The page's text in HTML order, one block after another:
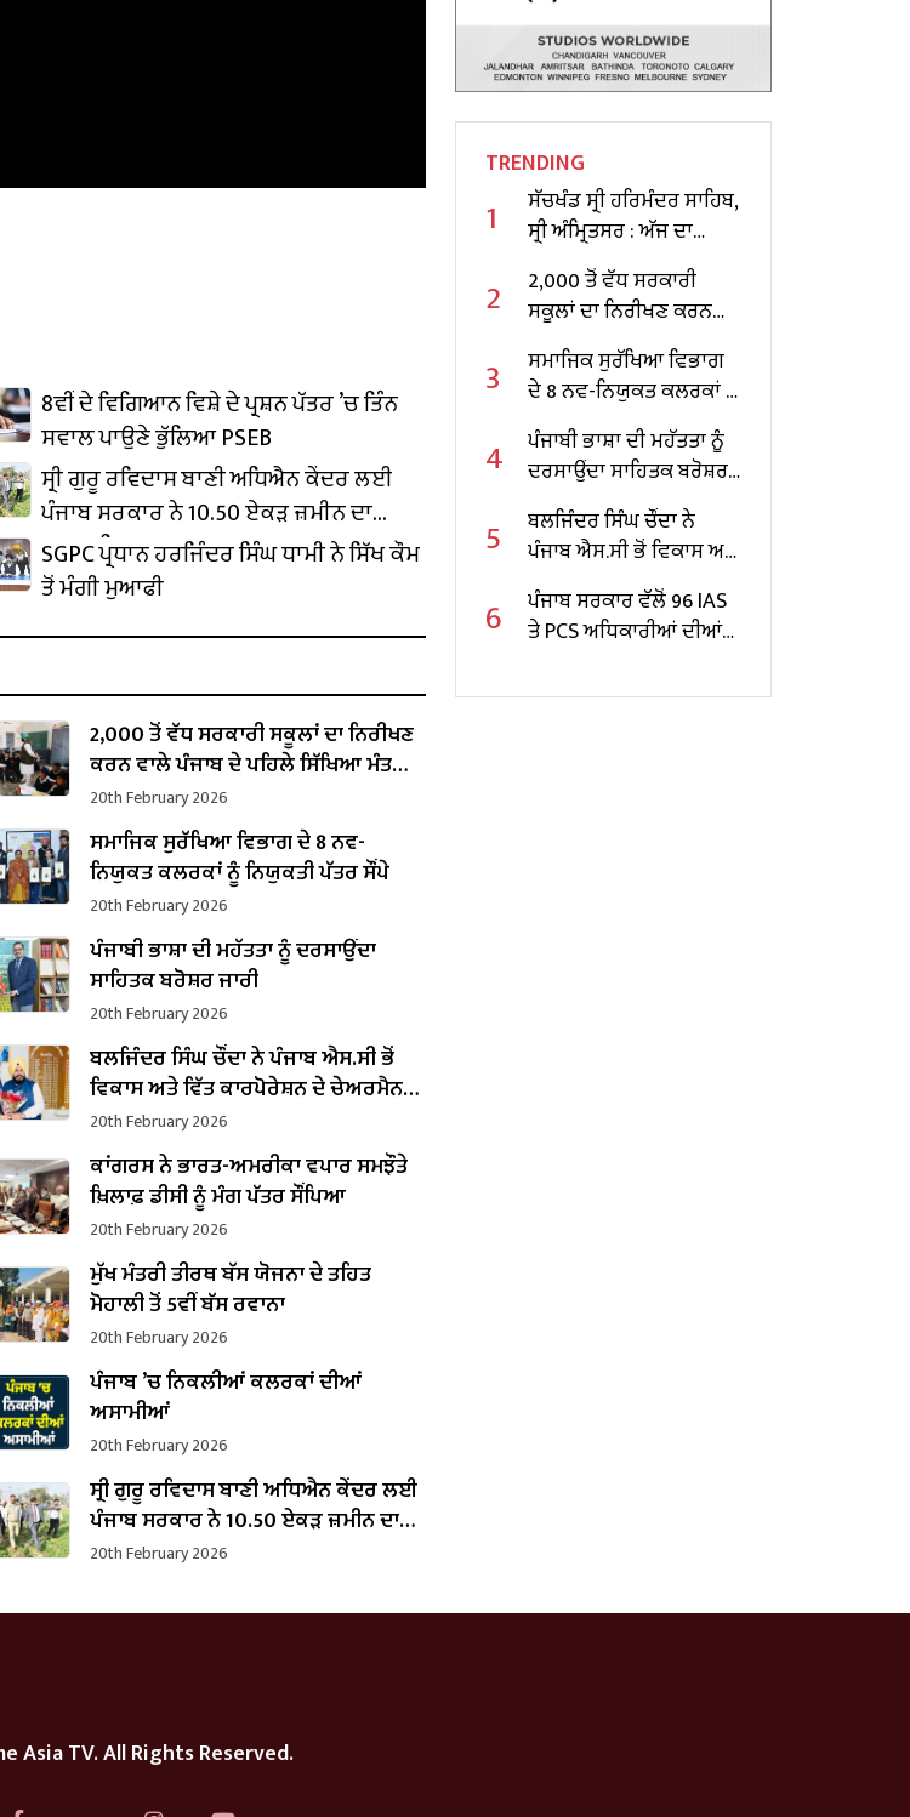
8ਵੀਂ ਦੇ ਵਿਗਿਆਨ ਵਿਸ਼ੇ ਦੇ ਪ੍ਰਸ਼ਨ ਪੱਤਰ ’ਚ ਤਿੰਨ
ਸਵਾਲ ਪਾਉਣੇ ਭੁੱਲਿਆ PSEB
ਸ੍ਰੀ ਗੁਰੂ ਰਵਿਦਾਸ ਬਾਣੀ ਅਧਿਐਨ ਕੇਂਦਰ ਲਈ
ਪੰਜਾਬ ਸਰਕਾਰ ਨੇ 10.50 ਏਕੜ ਜ਼ਮੀਨ ਦਾ
ਕਬਜ਼ਾ ਲਿਆ
SGPC ਪ੍ਰਧਾਨ ਹਰਜਿੰਦਰ ਸਿੰਘ ਧਾਮੀ ਨੇ ਸਿੱਖ ਕੌਮ
ਤੋਂ ਮੰਗੀ ਮੁਆਫੀ
2,000 ਤੋਂ ਵੱਧ ਸਰਕਾਰੀ ਸਕੂਲਾਂ ਦਾ ਨਿਰੀਖਣ
ਕਰਨ ਵਾਲੇ ਪੰਜਾਬ ਦੇ ਪਹਿਲੇ ਸਿੱਖਿਆ ਮੰਤਰੀ
ਬਣੇ ਹਰਜੋਤ ਸਿੰਘ ਬੈਂਸ
20th February 2026
ਸਮਾਜਿਕ ਸੁਰੱਖਿਆ ਵਿਭਾਗ ਦੇ 8 ਨਵ-
ਨਿਯੁਕਤ ਕਲਰਕਾਂ ਨੂੰ ਨਿਯੁਕਤੀ ਪੱਤਰ ਸੌਂਪੇ
20th February 2026
ਪੰਜਾਬੀ ਭਾਸ਼ਾ ਦੀ ਮਹੱਤਤਾ ਨੂੰ ਦਰਸਾਉਂਦਾ
ਸਾਹਿਤਕ ਬਰੋਸ਼ਰ ਜਾਰੀ
20th February 2026
ਬਲਜਿੰਦਰ ਸਿੰਘ ਚੌਂਦਾ ਨੇ ਪੰਜਾਬ ਐਸ.ਸੀ ਭੋਂ
ਵਿਕਾਸ ਅਤੇ ਵਿੱਤ ਕਾਰਪੋਰੇਸ਼ਨ ਦੇ ਚੇਅਰਮੈਨ
ਵਜੋਂ ਸੰਭਾਲਿਆ ਕਾਰਜਭਾਰ
20th February 2026
ਕਾਂਗਰਸ ਨੇ ਭਾਰਤ-ਅਮਰੀਕਾ ਵਪਾਰ ਸਮਝੌਤੇ
ਖ਼ਿਲਾਫ਼ ਡੀਸੀ ਨੂੰ ਮੰਗ ਪੱਤਰ ਸੌਂਪਿਆ
20th February 2026
ਮੁੱਖ ਮੰਤਰੀ ਤੀਰਥ ਬੱਸ ਯੋਜਨਾ ਦੇ ਤਹਿਤ
ਮੋਹਾਲੀ ਤੋਂ 5ਵੀਂ ਬੱਸ ਰਵਾਨਾ
20th February 2026
ਪੰਜਾਬ ’ਚ ਨਿਕਲੀਆਂ ਕਲਰਕਾਂ ਦੀਆਂ
ਅਸਾਮੀਆਂ
20th February 2026
ਸ੍ਰੀ ਗੁਰੂ ਰਵਿਦਾਸ ਬਾਣੀ ਅਧਿਐਨ ਕੇਂਦਰ ਲਈ
ਪੰਜਾਬ ਸਰਕਾਰ ਨੇ 10.50 ਏਕੜ ਜ਼ਮੀਨ ਦਾ
ਕਬਜ਼ਾ ਲਿਆ
20th February 2026
TRENDING
1
ਸੱਚਖੰਡ ਸ੍ਰੀ ਹਰਿਮੰਦਰ ਸਾਹਿਬ,
ਸ੍ਰੀ ਅੰਮ੍ਰਿਤਸਰ : ਅੱਜ ਦਾ
ਹੁਕਮਨਾਮਾ
2
2,000 ਤੋਂ ਵੱਧ ਸਰਕਾਰੀ
ਸਕੂਲਾਂ ਦਾ ਨਿਰੀਖਣ ਕਰਨ
ਵਾਲੇ ਪੰਜਾਬ ਦੇ ਪਹਿਲੇ
ਸਿੱਖਿਆ ਮੰਤਰੀ ਬਣੇ ਹਰਜੋਤ
ਸਿੰਘ ਬੈਂਸ
3
ਸਮਾਜਿਕ ਸੁਰੱਖਿਆ ਵਿਭਾਗ
ਦੇ 8 ਨਵ-ਨਿਯੁਕਤ ਕਲਰਕਾਂ ਨੂੰ
ਨਿਯੁਕਤੀ ਪੱਤਰ ਸੌਂਪੇ
4
ਪੰਜਾਬੀ ਭਾਸ਼ਾ ਦੀ ਮਹੱਤਤਾ ਨੂੰ
ਦਰਸਾਉਂਦਾ ਸਾਹਿਤਕ ਬਰੋਸ਼ਰ
ਜਾਰੀ
5
ਬਲਜਿੰਦਰ ਸਿੰਘ ਚੌਂਦਾ ਨੇ
ਪੰਜਾਬ ਐਸ.ਸੀ ਭੋਂ ਵਿਕਾਸ ਅਤੇ
ਵਿੱਤ ਕਾਰਪੋਰੇਸ਼ਨ ਦੇ ਚੇਅਰਮੈਨ
ਵਜੋਂ ਸੰਭਾਲਿਆ ਕਾਰਜਭਾਰ
6
ਪੰਜਾਬ ਸਰਕਾਰ ਵੱਲੋਂ 96 IAS
ਤੇ PCS ਅਧਿਕਾਰੀਆਂ ਦੀਆਂ
Asia TV. All Rights Reserved.